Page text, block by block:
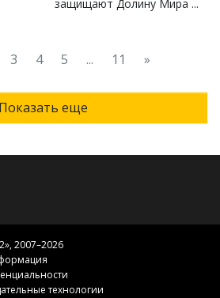
защищают Долину Мира ...
3 4 5 ... 11 »
Показать еще
», 2007–2026
технологии